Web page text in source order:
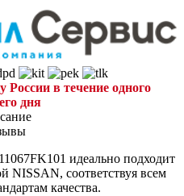
в течение одного
дня
идеально подходит
NISSAN, соответствуя всем
качества.